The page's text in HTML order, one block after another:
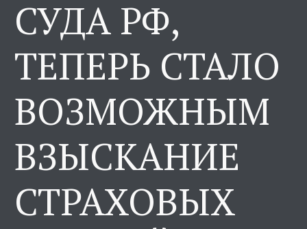
СУДА РФ,
ТЕПЕРЬ СТАЛО
ВОЗМОЖНЫМ
ВЗЫСКАНИЕ
СТРАХОВЫХ